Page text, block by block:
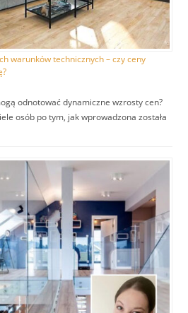
warunków technicznych – czy ceny
odnotować dynamiczne wzrosty cen?
osób po tym, jak wprowadzona została